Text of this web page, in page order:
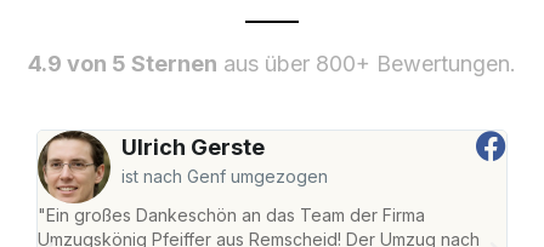
4.9 von 5 Sternen aus über 800+ Bewertungen.
Ulrich Gerste
ist nach Genf umgezogen
"Ein großes Dankeschön an das Team der Firma
Umzugskönig Pfeiffer aus Remscheid! Der Umzug nach